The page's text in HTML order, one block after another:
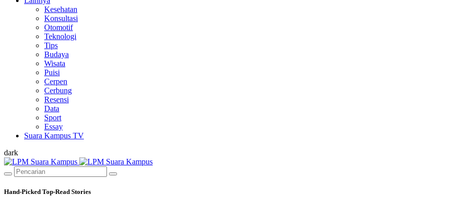
Kesehatan
Konsultasi
Otomotif
Teknologi
Tips
Budaya
Wisata
Puisi
Cerpen
Cerbung
Resensi
Data
Sport
Essay
Suara Kampus TV
dark
Hand-Picked Top-Read Stories